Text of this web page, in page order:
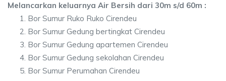
Melancarkan keluarnya Air Bersih dari 30m s/d 60m :
Bor Sumur Ruko Ruko Cirendeu
Bor Sumur Gedung bertingkat Cirendeu
Bor Sumur Gedung apartemen Cirendeu
Bor Sumur Gedung sekolahan Cirendeu
Bor Sumur Perumahan Cirendeu